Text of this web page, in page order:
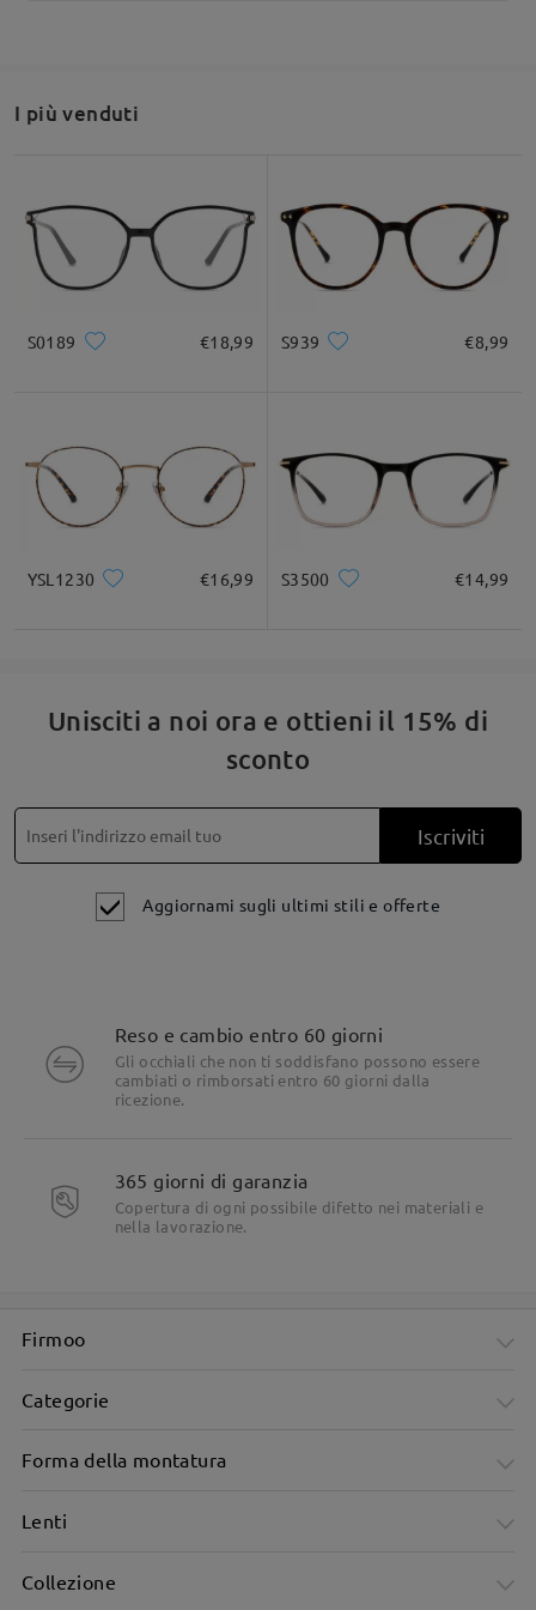
I più venduti
S0189 €18,99 S939 €8,99
YSL1230 €16,99 S3500 €14,99
Unisciti a noi ora e ottieni il 15% di
sconto
Iscriviti
Aggiornami sugli ultimi stili e offerte
Reso e cambio entro 60 giorni
Gli occhiali che non ti soddisfano possono essere
cambiati o rimborsati entro 60 giorni dalla
ricezione.
365 giorni di garanzia
Copertura di ogni possibile difetto nei materiali e
nella lavorazione.
Firmoo
Categorie
Forma della montatura
Lenti
Collezione